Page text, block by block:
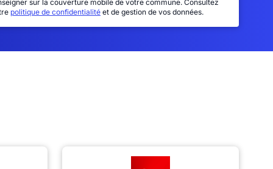
sur la couverture mobile de votre commune. Consultez
politique de confidentialité et de gestion de vos données.